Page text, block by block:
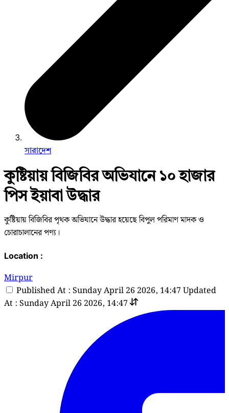
সারাদেশ
কুষ্টিয়ায় বিজিবির অভিযানে ১০ হাজার
পিস ইয়াবা উদ্ধার
কুষ্টিয়ায় বিজিবির পৃথক অভিযানে উদ্ধার হয়েছে বিপুল পরিমাণ মাদক ও
চোরাচালানের পণ্য।
Location :
Mirpur
Published At : Sunday April 26 2026, 14:47 Updated
At : Sunday April 26 2026, 14:47